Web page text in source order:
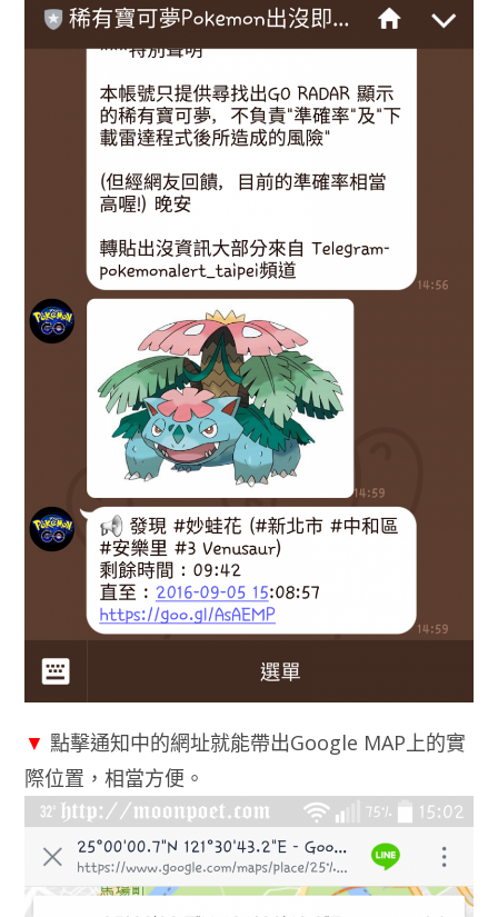
▼ 點擊通知中的網址就能帶出Google MAP上的實
際位置，相當方便。